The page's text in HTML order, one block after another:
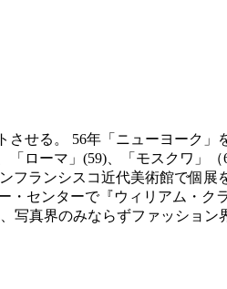
せる。 56年「ニューヨーク
ローマ」(59)、「モスクワ」
ランシスコ近代美術館で個
センターで『ウィリアム・ク
写真界のみならずファッション